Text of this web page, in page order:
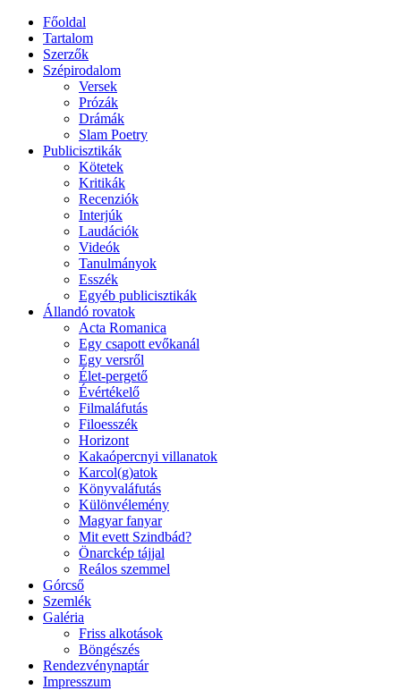
Főoldal
Tartalom
Szerzők
Szépirodalom
Versek
Prózák
Drámák
Slam Poetry
Publicisztikák
Kötetek
Kritikák
Recenziók
Interjúk
Laudációk
Videók
Tanulmányok
Esszék
Egyéb publicisztikák
Állandó rovatok
Acta Romanica
Egy csapott evőkanál
Egy versről
Élet-pergető
Évértékelő
Filmaláfutás
Filoesszék
Horizont
Kakaópercnyi villanatok
Karcol(g)atok
Könyvaláfutás
Különvélemény
Magyar fanyar
Mit evett Szindbád?
Önarckép tájjal
Reálos szemmel
Górcső
Szemlék
Galéria
Friss alkotások
Böngészés
Rendezvénynaptár
Impresszum